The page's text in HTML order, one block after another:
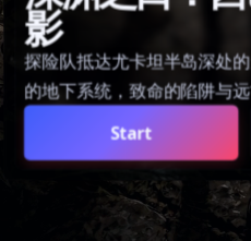
影
探险队抵达尤卡坦半岛深处
的地下系统，致命的陷阱与
Start